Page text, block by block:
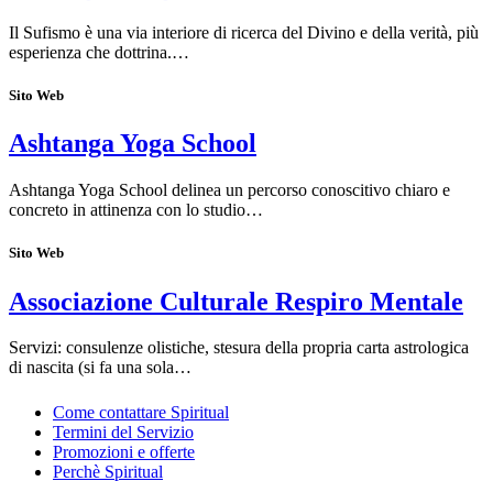
Il Sufismo è una via interiore di ricerca del Divino e della verità, più
esperienza che dottrina.…
Sito Web
Ashtanga Yoga School
Ashtanga Yoga School delinea un percorso conoscitivo chiaro e
concreto in attinenza con lo studio…
Sito Web
Associazione Culturale Respiro Mentale
Servizi: consulenze olistiche, stesura della propria carta astrologica
di nascita (si fa una sola…
Come contattare Spiritual
Termini del Servizio
Promozioni e offerte
Perchè Spiritual